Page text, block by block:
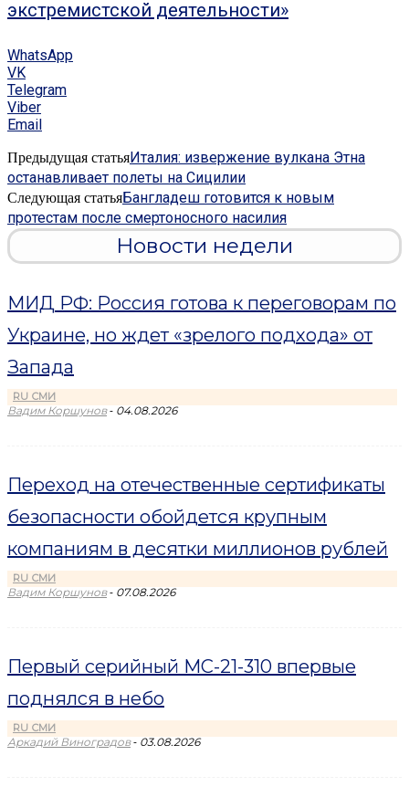
экстремистской деятельности»
WhatsApp
VK
Telegram
Viber
Email
Предыдущая статьяИталия: извержение вулкана Этна
останавливает полеты на Сицилии
Следующая статьяБангладеш готовится к новым
протестам после смертоносного насилия
Новости недели
МИД РФ: Россия готова к переговорам по
Украине, но ждет «зрелого подхода» от
Запада
RU СМИ
Вадим Коршунов - 04.08.2026
Переход на отечественные сертификаты
безопасности обойдется крупным
компаниям в десятки миллионов рублей
RU СМИ
Вадим Коршунов - 07.08.2026
Первый серийный МС-21-310 впервые
поднялся в небо
RU СМИ
Аркадий Виноградов - 03.08.2026